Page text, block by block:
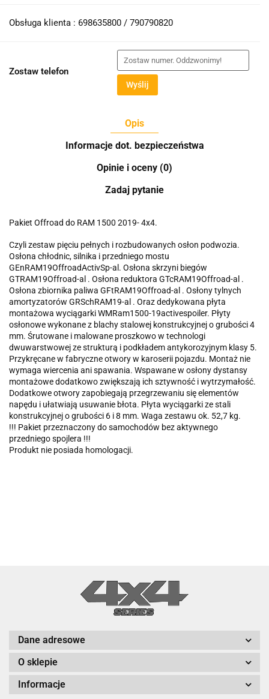
Obsługa klienta : 698635800 / 790790820
Zostaw telefon
Wyślij
Opis
Informacje dot. bezpieczeństwa
Opinie i oceny (0)
Zadaj pytanie
Pakiet Offroad do RAM 1500 2019- 4x4.
Czyli zestaw pięciu pełnych i rozbudowanych osłon podwozia.
Osłona chłodnic, silnika i przedniego mostu
GEnRAM19OffroadActivSp-al. Osłona skrzyni biegów
GTRAM19Offroad-al . Osłona reduktora GTcRAM19Offroad-al .
Osłona zbiornika paliwa GFtRAM19Offroad-al . Osłony tylnych
amortyzatorów GRSchRAM19-al . Oraz dedykowana płyta
montażowa wyciągarki WMRam1500-19activespoiler. Płyty
osłonowe wykonane z blachy stalowej konstrukcyjnej o grubości 4
mm. Śrutowane i malowane proszkowo w technologi
dwuwarstwowej ze strukturą i podkładem antykorozyjnym klasy 5.
Przykręcane w fabryczne otwory w karoserii pojazdu. Montaż nie
wymaga wiercenia ani spawania. Wspawane w osłony dystansy
montażowe dodatkowo zwiększają ich sztywność i wytrzymałość.
Dodatkowe otwory zapobiegają przegrzewaniu się elementów
napędu i ułatwiają usuwanie błota. Płyta wyciągarki ze stali
konstrukcyjnej o grubości 6 i 8 mm. Waga zestawu ok. 52,7 kg.
!!! Pakiet przeznaczony do samochodów bez aktywnego
przedniego spojlera !!!
Produkt nie posiada homologacji.
Dane adresowe
O sklepie
Informacje